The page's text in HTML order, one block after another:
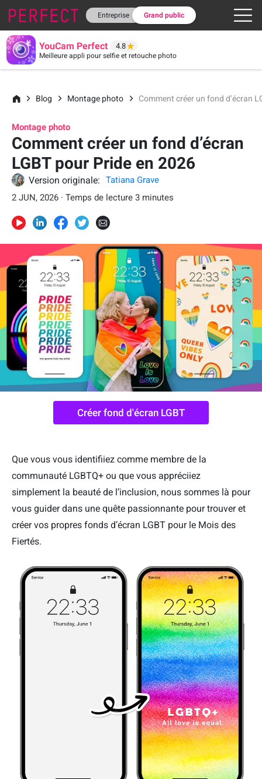
Entreprise Grand public
YouCam Perfect 4.8
Meilleure appli pour selfie et retouche photo
Blog Montage photo Comment créer un fond d’écran
Montage photo
Comment créer un fond d’écran
LGBT pour Pride en 2026
Version originale:
Tatiana Grave
2 JUN, 2026 · Temps de lecture 3 minutes
Créer fond d'écran LGBT
Que vous vous identifiiez comme membre de la
communauté LGBTQ+ ou que vous appréciiez
simplement la beauté de l’inclusion, nous sommes là pour
vous guider dans une quête passionnante pour trouver et
créer vos propres fonds d’écran LGBT pour le Mois des
Fiertés.